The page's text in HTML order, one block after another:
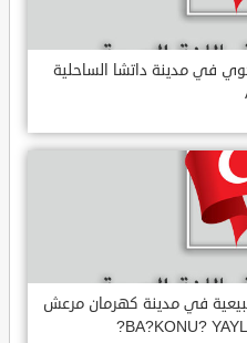
في مدينة داتشا الساحلية
في مدينة كهرمان مرعش